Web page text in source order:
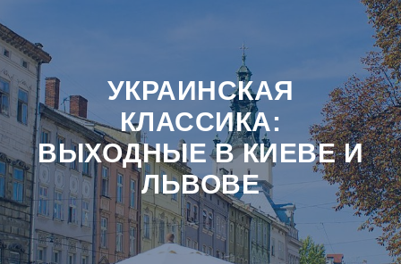
УКРАИНСКАЯ
КЛАССИКА:
ВЫХОДНЫЕ В КИЕВЕ И
ЛЬВОВЕ